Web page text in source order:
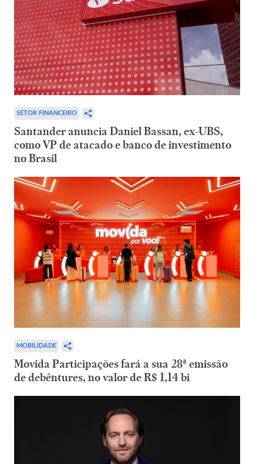
SETOR FINANCEIRO
Santander anuncia Daniel Bassan, ex-UBS,
como VP de atacado e banco de investimento
no Brasil
MOBILIDADE
Movida Participações fará a sua 28ª emissão
de debêntures, no valor de R$ 1,14 bi